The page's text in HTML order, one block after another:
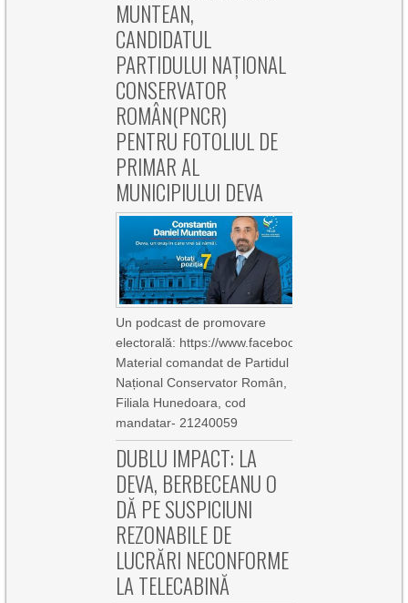
MUNTEAN,
CANDIDATUL
PARTIDULUI NAȚIONAL
CONSERVATOR
ROMÂN(PNCR)
PENTRU FOTOLIUL DE
PRIMAR AL
MUNICIPIULUI DEVA
Un podcast de promovare
electorală: https://www.facebook.com/
Material comandat de Partidul
Național Conservator Român,
Filiala Hunedoara, cod
mandatar- 21240059
DUBLU IMPACT: LA
DEVA, BERBECEANU O
DĂ PE SUSPICIUNI
REZONABILE DE
LUCRĂRI NECONFORME
LA TELECABINĂ